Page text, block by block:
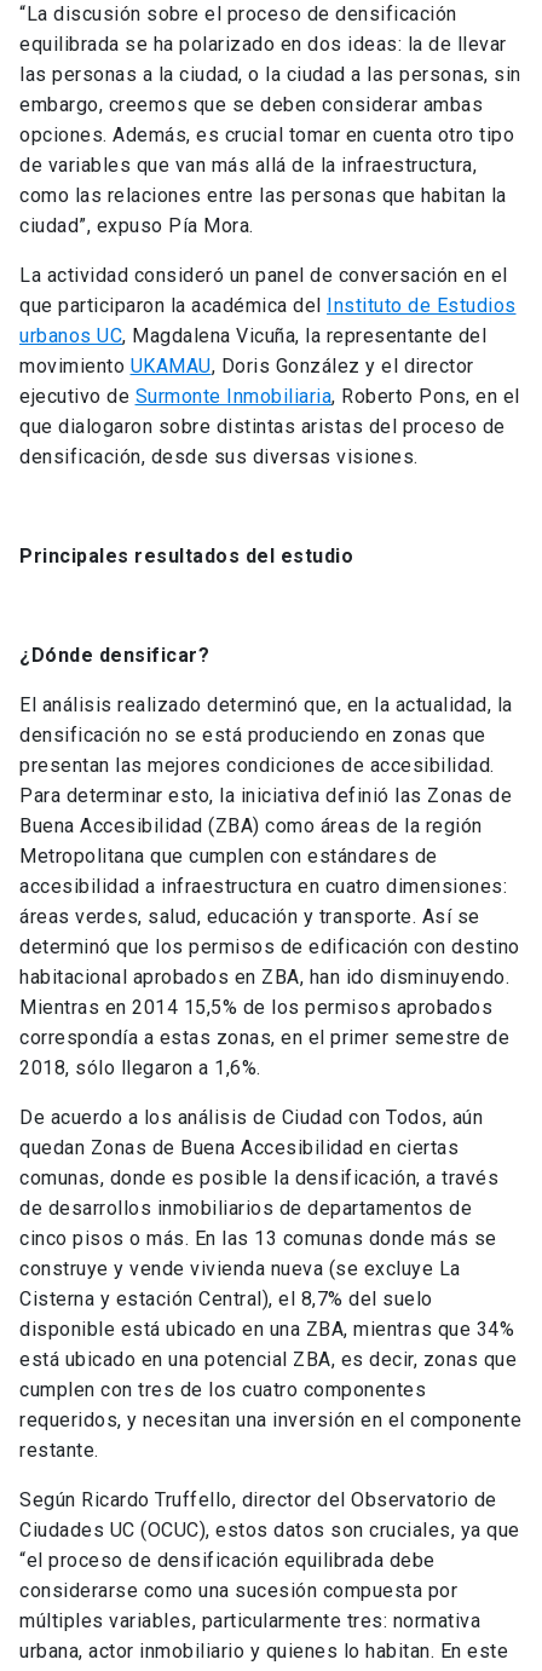
“La discusión sobre el proceso de densificación
equilibrada se ha polarizado en dos ideas: la de llevar
las personas a la ciudad, o la ciudad a las personas, sin
embargo, creemos que se deben considerar ambas
opciones. Además, es crucial tomar en cuenta otro tipo
de variables que van más allá de la infraestructura,
como las relaciones entre las personas que habitan la
ciudad”, expuso Pía Mora.
La actividad consideró un panel de conversación en el
que participaron la académica del Instituto de Estudios
urbanos UC, Magdalena Vicuña, la representante del
movimiento UKAMAU, Doris González y el director
ejecutivo de Surmonte Inmobiliaria, Roberto Pons, en el
que dialogaron sobre distintas aristas del proceso de
densificación, desde sus diversas visiones.
Principales resultados del estudio
¿Dónde densificar?
El análisis realizado determinó que, en la actualidad, la
densificación no se está produciendo en zonas que
presentan las mejores condiciones de accesibilidad.
Para determinar esto, la iniciativa definió las Zonas de
Buena Accesibilidad (ZBA) como áreas de la región
Metropolitana que cumplen con estándares de
accesibilidad a infraestructura en cuatro dimensiones:
áreas verdes, salud, educación y transporte. Así se
determinó que los permisos de edificación con destino
habitacional aprobados en ZBA, han ido disminuyendo.
Mientras en 2014 15,5% de los permisos aprobados
correspondía a estas zonas, en el primer semestre de
2018, sólo llegaron a 1,6%.
De acuerdo a los análisis de Ciudad con Todos, aún
quedan Zonas de Buena Accesibilidad en ciertas
comunas, donde es posible la densificación, a través
de desarrollos inmobiliarios de departamentos de
cinco pisos o más. En las 13 comunas donde más se
construye y vende vivienda nueva (se excluye La
Cisterna y estación Central), el 8,7% del suelo
disponible está ubicado en una ZBA, mientras que 34%
está ubicado en una potencial ZBA, es decir, zonas que
cumplen con tres de los cuatro componentes
requeridos, y necesitan una inversión en el componente
restante.
Según Ricardo Truffello, director del Observatorio de
Ciudades UC (OCUC), estos datos son cruciales, ya que
“el proceso de densificación equilibrada debe
considerarse como una sucesión compuesta por
múltiples variables, particularmente tres: normativa
urbana, actor inmobiliario y quienes lo habitan. En este